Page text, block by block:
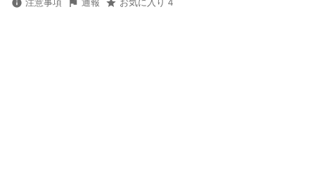
注意事項 通報 お気に入り 4